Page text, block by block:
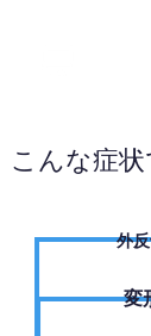
こんな症
外
変